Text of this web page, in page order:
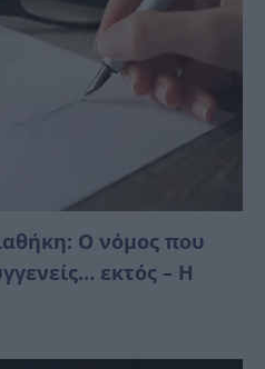
Ο νόμος που
εκτός – Η